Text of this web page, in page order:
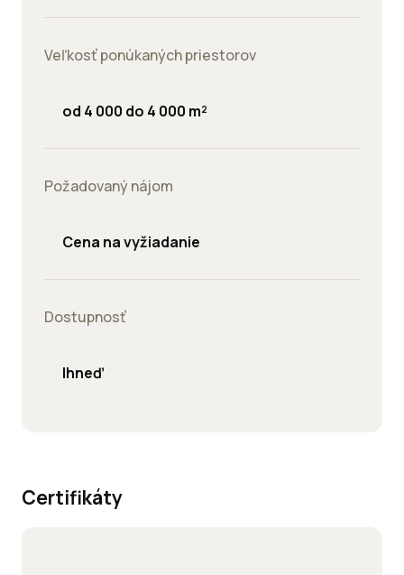
Veľkosť ponúkaných priestorov
od 4 000 do 4 000 m²
Požadovaný nájom
Cena na vyžiadanie
Dostupnosť
Ihneď
Certifikáty